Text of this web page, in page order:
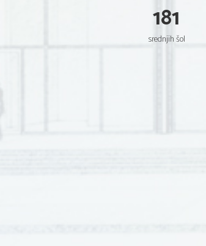
181
srednjih šol